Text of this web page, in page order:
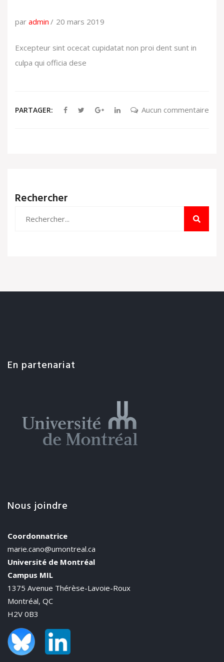
par admin 20 mars 2019
Excepteur sint ocecat cupidatat non proi dent sunt in
culpa qui officia dese
PARTAGER: Aucun commentaire
Rechercher
En partenariat
Nous joindre
Coordonnatrice
marie.cano@umontreal.ca
Université de Montréal
Campus MIL
1375 Avenue Thérèse-Lavoie-Roux
Montréal, QC
H2V 0B3